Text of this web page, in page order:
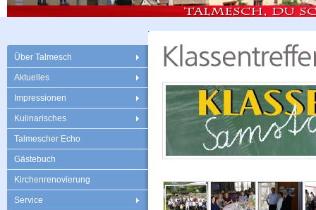
Über Talmesch
Aktuelles
Impressionen
Kulinarisches
Talmescher Echo
Gästebuch
Kirchenrenovierung
Service